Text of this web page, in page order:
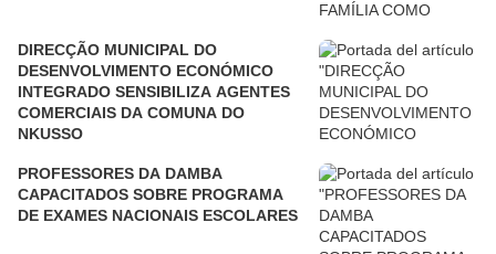
DIRECÇÃO MUNICIPAL DO
DESENVOLVIMENTO ECONÓMICO
INTEGRADO SENSIBILIZA AGENTES
COMERCIAIS DA COMUNA DO
NKUSSO
PROFESSORES DA DAMBA
CAPACITADOS SOBRE PROGRAMA
DE EXAMES NACIONAIS ESCOLARES